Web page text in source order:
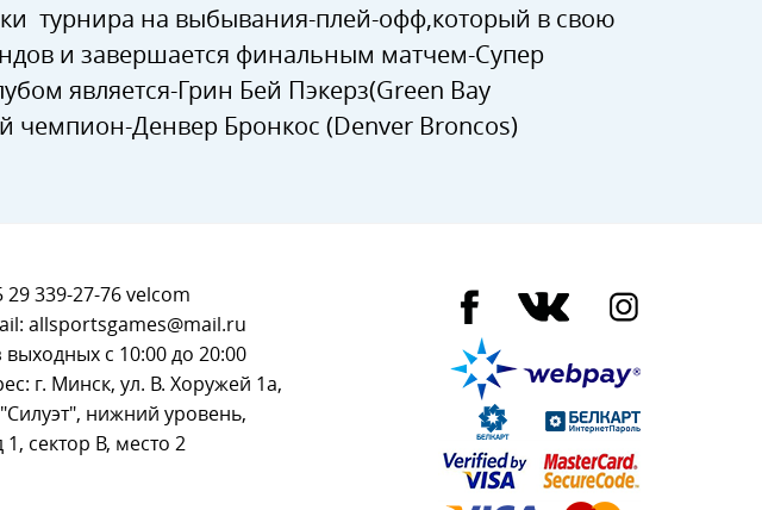
турнира на выбывания-плей-офф,который в свою
и завершается финальным матчем-Супер
является-Грин Бей Пэкерз(Green Bay
чемпион-Денвер Бронкос (Denver Broncos)
29 339-27-76velcom
allsportsgames@mail.ru
выходных с 10:00 до 20:00
г. Минск, ул. В. Хоружей 1а,
нижний уровень,
1, сектор В, место 2